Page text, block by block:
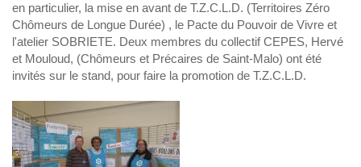
en particulier, la mise en avant de T.Z.C.L.D. (Territoires Zéro
Chômeurs de Longue Durée) , le Pacte du Pouvoir de Vivre et
l'atelier SOBRIETE. Deux membres du collectif CEPES, Hervé
et Mouloud, (Chômeurs et Précaires de Saint-Malo) ont été
invités sur le stand, pour faire la promotion de T.Z.C.L.D.